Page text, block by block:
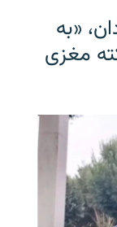
«به
مغزی